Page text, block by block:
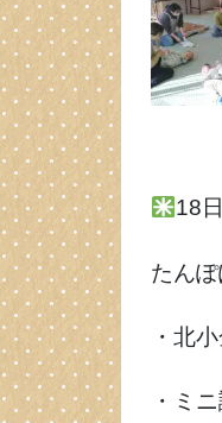
18
たん
・北
・ミ